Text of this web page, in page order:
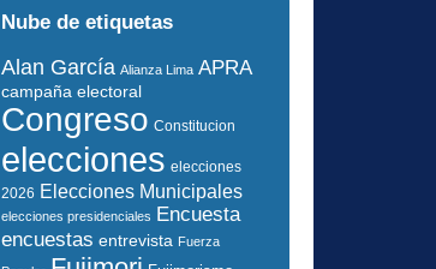
Nube de etiquetas
Alan García Alianza Lima APRA
campaña electoral
Congreso Constitucion
elecciones elecciones
2026 Elecciones Municipales
elecciones presidenciales Encuesta
encuestas entrevista Fuerza